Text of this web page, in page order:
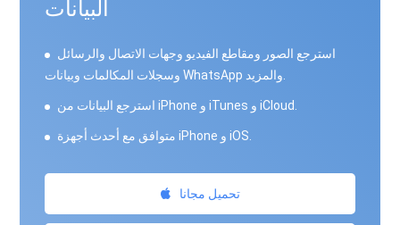
البيانات
استرجع الصور ومقاطع الفيديو وجهات الاتصال والرسائل
استرجع البيانات من iPhone و iTunes و iCloud.
متوافق مع أحدث أجهزة iPhone و iOS.
تحميل مجانا